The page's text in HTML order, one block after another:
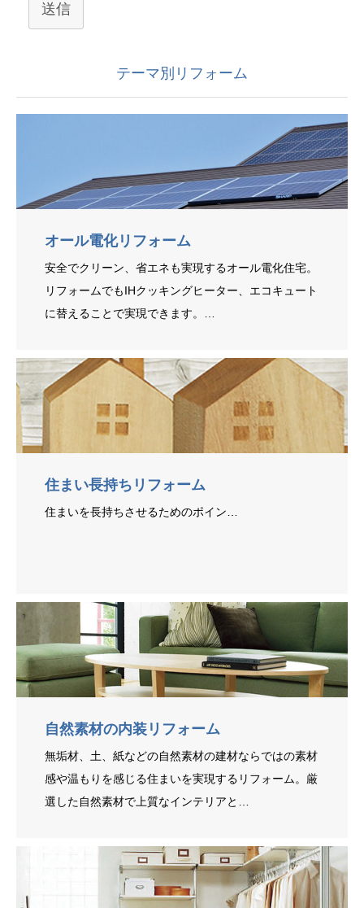
送信
テーマ別リフォーム
オール電化リフォーム
安全でクリーン、省エネも実現するオール電化住宅。
リフォームでもIHクッキングヒーター、エコキュート
に替えることで実現できます。…
住まい長持ちリフォーム
住まいを長持ちさせるためのポイン…
自然素材の内装リフォーム
無垢材、土、紙などの自然素材の建材ならではの素材
感や温もりを感じる住まいを実現するリフォーム。厳
選した自然素材で上質なインテリアと…